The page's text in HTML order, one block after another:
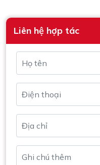
Liên hệ hợp tác